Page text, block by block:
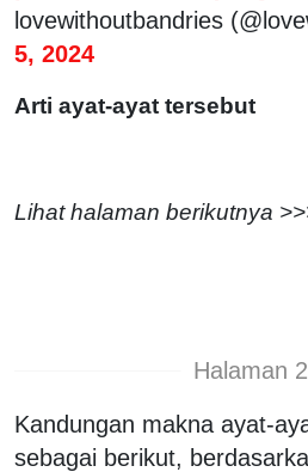
lovewithoutbandries
5, 2024
Arti ayat-ayat tersebut
Lihat halaman berikutnya
Halaman
Kandungan makna ayat-
sebagai berikut,